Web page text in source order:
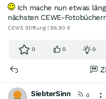
Ich mache nun etwas
nächsten CEWE-
CEWE Stiftung | 96,90 €
0 0 0
SiebterSinn
0